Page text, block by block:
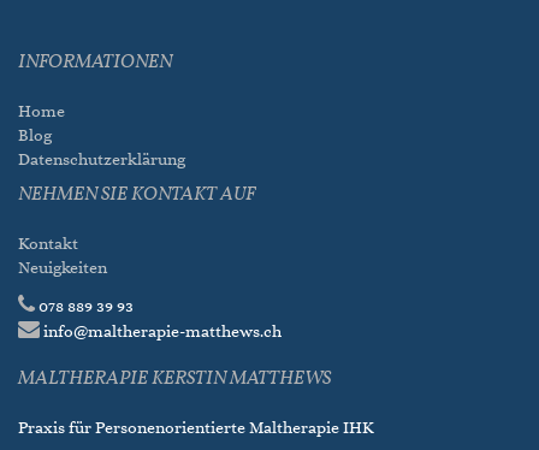
INFORMATIONEN
Home
Blog
Datenschutzerklärung
NEHMEN SIE KONTAKT AUF
Kontakt
Neuigkeiten
078 889 39 93
info@maltherapie-matthews.ch
MALTHERAPIE KERSTIN MATTHEWS
Praxis für Personenorientierte Maltherapie IHK